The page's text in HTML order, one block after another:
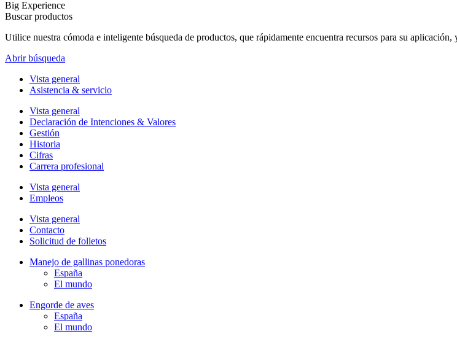
Big Experience
Buscar productos
Utilice nuestra cómoda e inteligente búsqueda de productos, que rápidamente encuentra recursos para su
Abrir búsqueda
Vista general
Asistencia & servicio
Vista general
Declaración de Intenciones & Valores
Gestión
Historia
Cifras
Carrera profesional
Vista general
Empleos
Vista general
Contacto
Solicitud de folletos
Manejo de gallinas ponedoras
España
El mundo
Engorde de aves
España
El mundo